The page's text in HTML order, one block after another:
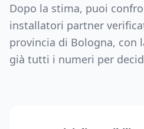
Dopo la stima, puoi
installatori partner
provincia di Bologna, con
già tutti i numeri per